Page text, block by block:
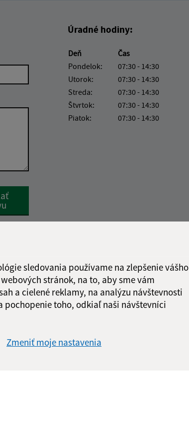
sledovania používame na zlepšenie vášho
stránok, na to, aby sme vám
a cielené reklamy, na analýzu návštevnosti
pochopenie toho, odkiaľ naši návštevníci
Zmeniť moje nastavenia
Response
Úradné hodiny:
Deň
Čas
Pondelok:
07:30 - 14:30
Utorok:
07:30 - 14:30
Streda:
07:30 - 14:30
Štvrtok:
07:30 - 14:30
Piatok:
07:30 - 14:30